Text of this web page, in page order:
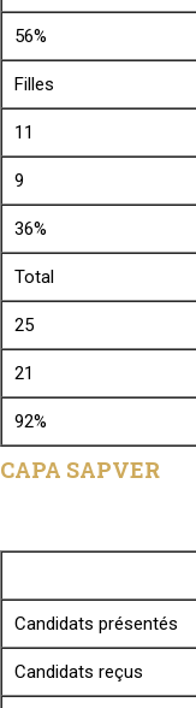
56%
Filles
11
9
36%
Total
25
21
92%
CAPA SAPVER
Candidats présentés
Candidats reçus